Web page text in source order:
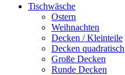
Tischwäsche
Ostern
Weihnachten
Decken / Kleinteile
Decken quadratisch
Große Decken
Runde Decken